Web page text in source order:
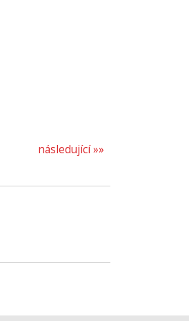
následující »»